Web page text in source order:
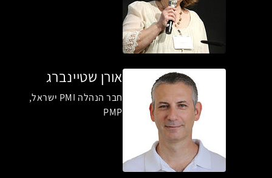
אורן שטיינברג
חבר הנהלה PMI ישראל,
PMP